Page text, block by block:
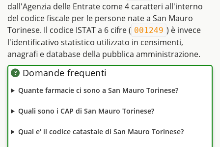
dall'Agenzia delle Entrate come 4 caratteri all'interno
del codice fiscale per le persone nate a San Mauro
Torinese. Il codice ISTAT a 6 cifre ( 001249 ) è invece
l'identificativo statistico utilizzato in censimenti,
anagrafi e database della pubblica amministrazione.
Domande frequenti
Quante farmacie ci sono a San Mauro Torinese?
Quali sono i CAP di San Mauro Torinese?
Qual e' il codice catastale di San Mauro Torinese?